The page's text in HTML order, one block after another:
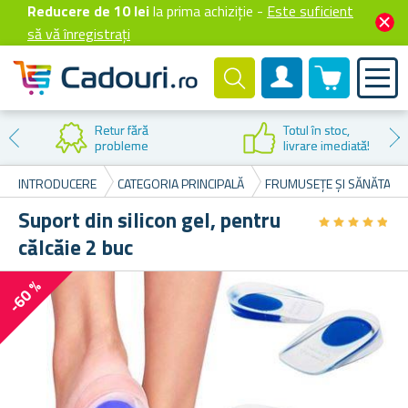
Reducere de 10 leila prima achiziție - Este suficient
să vă înregistrați
Cont client
0 produselor
Retur fără
probleme
Totul în stoc,
livrare imediată!
INTRODUCERE
CATEGORIA PRINCIPALĂ FRUMUSEȚE ȘI SĂNĂTATE
Suport din silicon gel, pentru
călcăie 2 buc
★★★★★
★★★★★
-60 %